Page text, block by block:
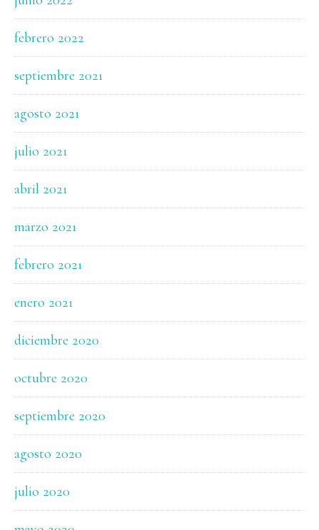
febrero 2022
septiembre 2021
agosto 2021
julio 2021
abril 2021
marzo 2021
febrero 2021
enero 2021
diciembre 2020
octubre 2020
septiembre 2020
agosto 2020
julio 2020